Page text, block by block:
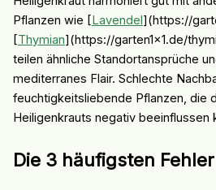
Pflanzen wie [Lavendel](https://
[Thymian](https://garten1x1.de/
teilen ähnliche Standortansprüche
mediterranes Flair. Schlechte
feuchtigkeitsliebende Pflanzen, die
Heiligenkrauts negativ beeinflussen
Die 3 häufigsten Fehler